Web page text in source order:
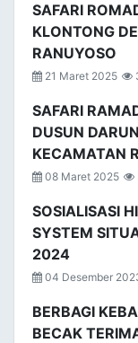
SAFARI
KLONTONG
RANUYOSO
21 Maret 2025
SAFARI
DUSUN
KECAMATAN
08 Maret 2025
SOSIALISASI
SYSTEM
2024
04 Desember
BERBAGI
BECAK